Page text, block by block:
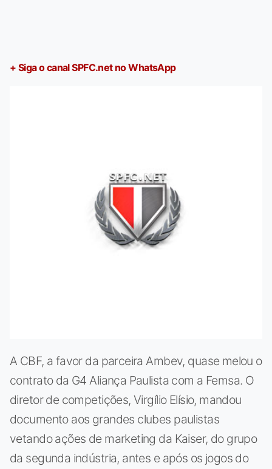
+ Siga o canal SPFC.net no WhatsApp
A CBF, a favor da parceira Ambev, quase melou o
contrato da G4 Aliança Paulista com a Femsa. O
diretor de competições, Virgílio Elísio, mandou
documento aos grandes clubes paulistas
vetando ações de marketing da Kaiser, do grupo
da segunda indústria, antes e após os jogos do